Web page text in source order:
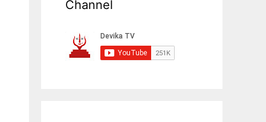
Channel